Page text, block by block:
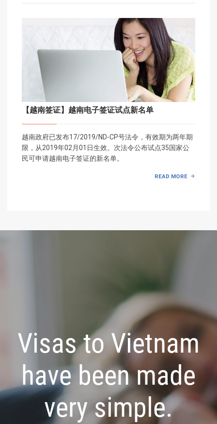
【越南签证】越南电子签证试点新名单
越南政府已发布17/2019/ND-CP号法令，有效期为两年期
限，从2019年02月01日生效。次法令公布试点35国家公
民可申请越南电子签证的新名单。
READ MORE
Visas to Vietnam
have been made
very simple.